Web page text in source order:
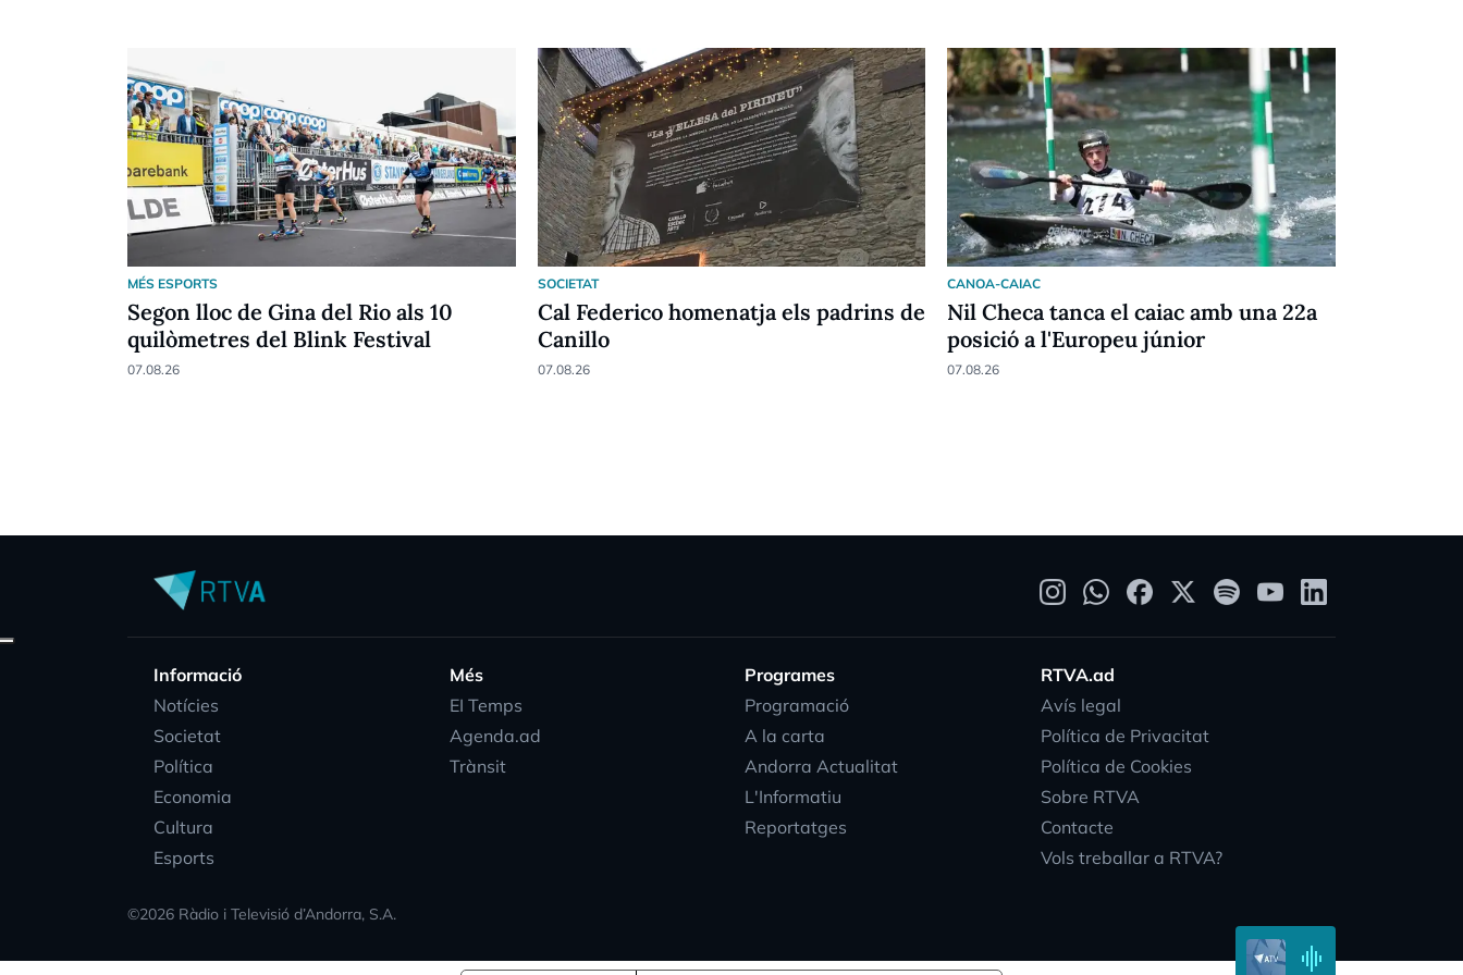
MÉS ESPORTS
Segon lloc de Gina del Rio als 10
quilòmetres del Blink Festival
07.08.26
SOCIETAT
Cal Federico homenatja els padrins de
Canillo
07.08.26
CANOA-CAIAC
Nil Checa tanca el caiac amb una 22a
posició a l'Europeu júnior
07.08.26
Informació
Notícies
Societat
Política
Economia
Cultura
Esports
Més
EI Temps
Agenda.ad
Trànsit
Programes
Programació
A la carta
Andorra Actualitat
L'Informatiu
Reportatges
RTVA.ad
Avís legal
Política de Privacitat
Política de Cookies
Sobre RTVA
Contacte
Vols treballar a RTVA?
©2026 Ràdio i Televisió d’Andorra, S.A.